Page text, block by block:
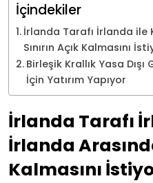
İçindekiler
İrlanda Tarafı İrlanda ile
Sınırın Açık Kalmasını
Birleşik Krallık Yasa
İçin Yatırım Yapıyor
İrlanda Tarafı
İrlanda
Kalmasını